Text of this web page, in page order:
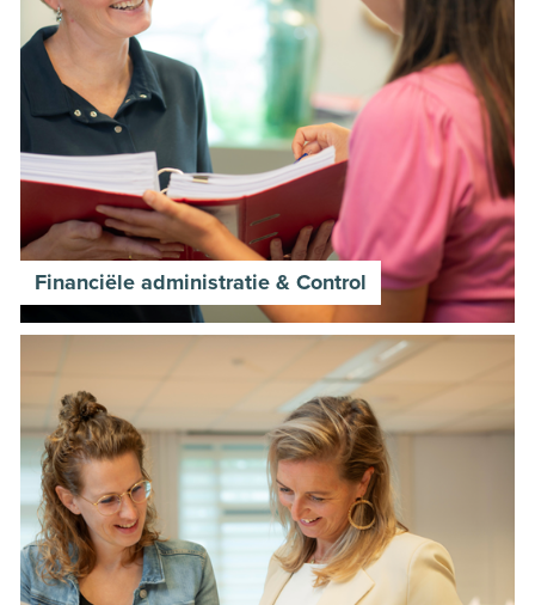
Financiële administratie & Control